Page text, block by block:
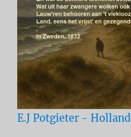
E.J Potgieter - Holland